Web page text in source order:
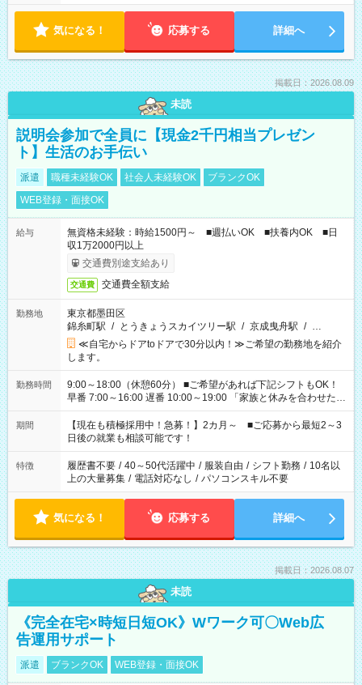
気になる！ 応募する 詳細へ
掲載日：2026.08.09
未読
説明会参加で全員に【現金2千円相当プレゼン
ト】生活のお手伝い
派遣 職種未経験OK 社会人未経験OK
ブランクOK
WEB登録・面接OK
給与
無資格未経験：時給1500円～ ■週払いOK ■扶養内OK ■日
収1万2000円以上
交通費別途支給あり
交通費 交通費全額支給
勤務地
東京都墨田区
錦糸町駅 / とうきょうスカイツリー駅 / 京成曳舟駅 / …
≪自宅からドアtoドアで30分以内！≫ご希望の勤務地を紹介
します。
勤務時間
9:00～18:00（休憩60分） ■ご希望があれば下記シフトもOK！
早番 7:00～16:00 遅番 10:00～19:00 「家族と休みを合わせた
い」 「余裕を持って夕飯の準備がしたい」 「できれば残業はし
たくない」 など、ご希望を教えてくださいね。 ※Wワーク希望
の方へ 今ご覧のお仕事で希望する勤務時間と、もう1つのお仕事
の勤務時間。 合計で週40時間を超える場合は応募できません。
期間
【現在も積極採用中！急募！】2カ月～ ■ご応募から最短2～3
日後の就業も相談可能です！
特徴 履歴書不要 / 40～50代活躍中 / 服装自由 / シフト勤務 / 10名以
上の大量募集 / 電話対応なし / パソコンスキル不要
気になる！ 応募する 詳細へ
掲載日：2026.08.07
未読
《完全在宅×時短日短OK》Wワーク可〇Web広
告運用サポート
派遣 ブランクOK WEB登録・面接OK